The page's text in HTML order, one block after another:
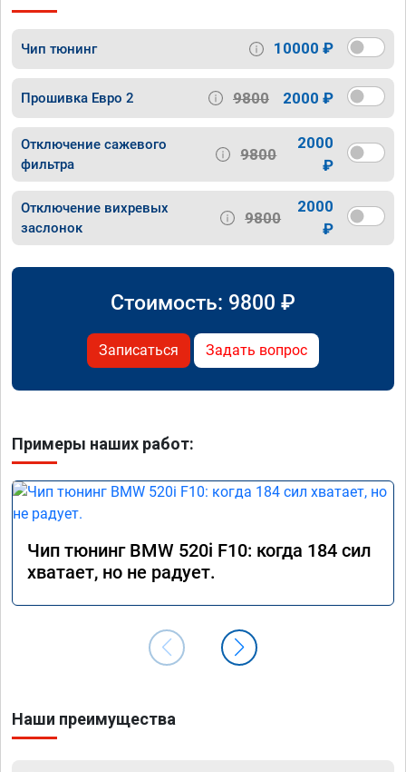
Чип тюнинг 10000 ₽
Прошивка Евро 2 9800 2000 ₽
Отключение сажевого
фильтра
9800
2000
₽
Отключение вихревых
заслонок
9800
2000
₽
Стоимость: 9800 ₽
Записаться Задать вопрос
Примеры наших работ:
Чип тюнинг BMW 520i F10: когда 184 сил
хватает, но не радует.
Наши преимущества